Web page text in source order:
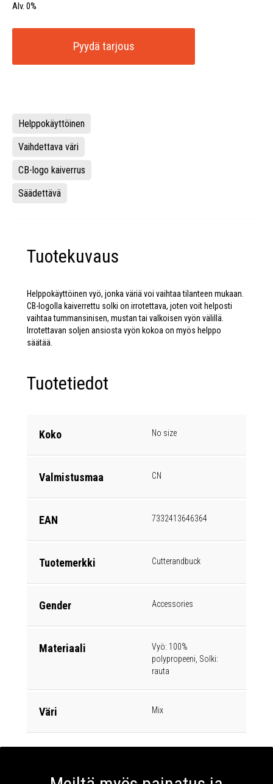
Alv. 0%
Pyydä tarjous
Helppokäyttöinen
Vaihdettava väri
CB-logo kaiverrus
Säädettävä
Tuotekuvaus
Helppokäyttöinen vyö, jonka väriä voi vaihtaa tilanteen mukaan.
CB-logolla kaiverrettu solki on irrotettava, joten voit helposti
vaihtaa tummansinisen, mustan tai valkoisen vyön välillä.
Irrotettavan soljen ansiosta vyön kokoa on myös helppo
säätää.
Tuotetiedot
Koko No size
Valmistusmaa CN
EAN 7332413646364
Tuotemerkki Cutterandbuck
Gender Accessories
Materiaali
Vyö: 100%
polypropeeni, Solki:
rauta
Väri Mix